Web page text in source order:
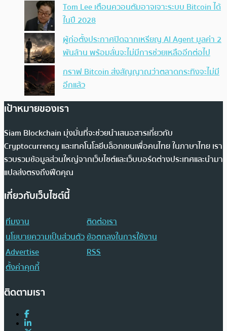
Tom Lee เตือนควอนตัมอาจเจาะระบบ Bitcoin ได้
ในปี 2028
ผู้ก่อตั้งประกาศปิดฉากเหรียญ AI Agent มูลค่า 2
พันล้าน พร้อมลั่นจะไม่มีการช่วยเหลืออีกต่อไป
กราฟ Bitcoin ส่งสัญญาณว่าตลาดกระทิงจะไม่มี
อีกแล้ว
เป้าหมายของเรา
Siam Blockchain มุ่งมั่นที่จะช่วยนำเสนอสารเกี่ยวกับ
Cryptocurrency และเทคโนโลยีบล็อกเชนเพื่อคนไทย ในภาษาไทย เรา
รวบรวมข้อมูลส่วนใหญ่จากเว็บไซต์และเว็บบอร์ดต่างประเทศและนำมา
แปลส่งตรงถึงฟีดคุณ
เกี่ยวกับเว็บไซต์นี้
ทีมงาน
ติดต่อเรา
นโยบายความเป็นส่วนตัวข้อตกลงในการใช้งาน
Advertise
RSS
ตั้งค่าคุกกี้
ติดตามเรา